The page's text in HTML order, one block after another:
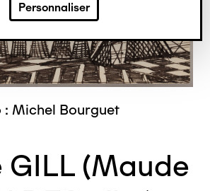
Personnaliser
Michel Bourguet
(Maude